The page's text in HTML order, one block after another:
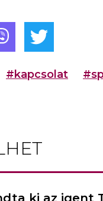
#kapcsolat
ki az igent